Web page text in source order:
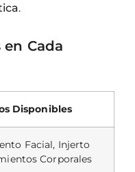
.
Cada
Disponibles
Facial, Injerto
Corporales